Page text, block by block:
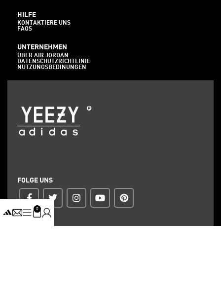
HILFE
KONTAKTIERE UNS
FAQS
UNTERNEHMEN
ÜBER AIR JORDAN
DATENSCHUTZRICHTLINIE
NUTZUNGSBEDINUNGEN
FOLGE UNS
0